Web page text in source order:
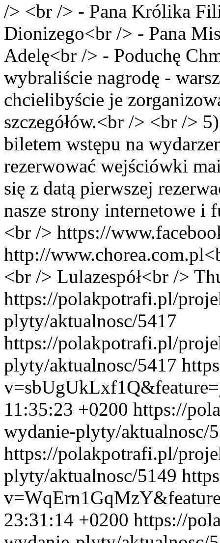
/> <br /> - Pana Królika
Dionizego<br /> - Pana
Adelę<br /> - Poduchę
wybraliście nagrodę -
chcielibyście je
szczegółów.<br /> <br />
biletem wstępu na
rezerwować wejściówki
się z datą pierwszej
nasze strony internetowe i
<br /> https://
http://
<br /> Lulazespół<br />
https://polakpotrafi.pl/
plyty/aktualnosc/5417
https://polakpotrafi.pl/
plyty/aktualnosc/5417
11:35:23 +0200 https://
wydanie-plyty/aktualnosc/
https://polakpotrafi.pl/
plyty/aktualnosc/5149
23:31:14 +0200 https://